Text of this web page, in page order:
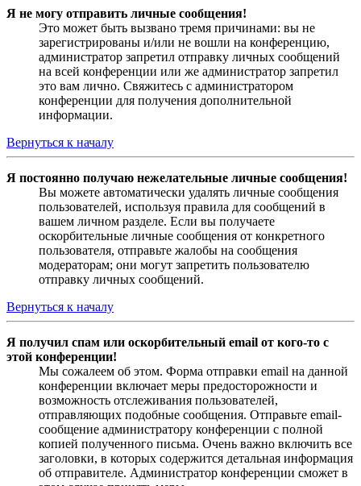
Я не могу отправить личные сообщения!
Это может быть вызвано тремя причинами: вы не
зарегистрированы и/или не вошли на конференцию,
администратор запретил отправку личных сообщений
на всей конференции или же администратор запретил
это вам лично. Свяжитесь с администратором
конференции для получения дополнительной
информации.
Вернуться к началу
Я постоянно получаю нежелательные личные сообщения!
Вы можете автоматически удалять личные сообщения
пользователей, используя правила для сообщений в
вашем личном разделе. Если вы получаете
оскорбительные личные сообщения от конкретного
пользователя, отправьте жалобы на сообщения
модераторам; они могут запретить пользователю
отправку личных сообщений.
Вернуться к началу
Я получил спам или оскорбительный email от кого-то с
этой конференции!
Мы сожалеем об этом. Форма отправки email на данной
конференции включает меры предосторожности и
возможность отслеживания пользователей,
отправляющих подобные сообщения. Отправьте email-
сообщение администратору конференции с полной
копией полученного письма. Очень важно включить все
заголовки, в которых содержится детальная информация
об отправителе. Администратор конференции сможет в